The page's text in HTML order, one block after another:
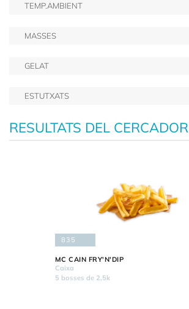
TEMP.AMBIENT
MASSES
GELAT
ESTUTXATS
RESULTATS DEL CERCADOR
835
MC CAIN FRY'N'DIP
Caixa
5 bosses de 2,5k